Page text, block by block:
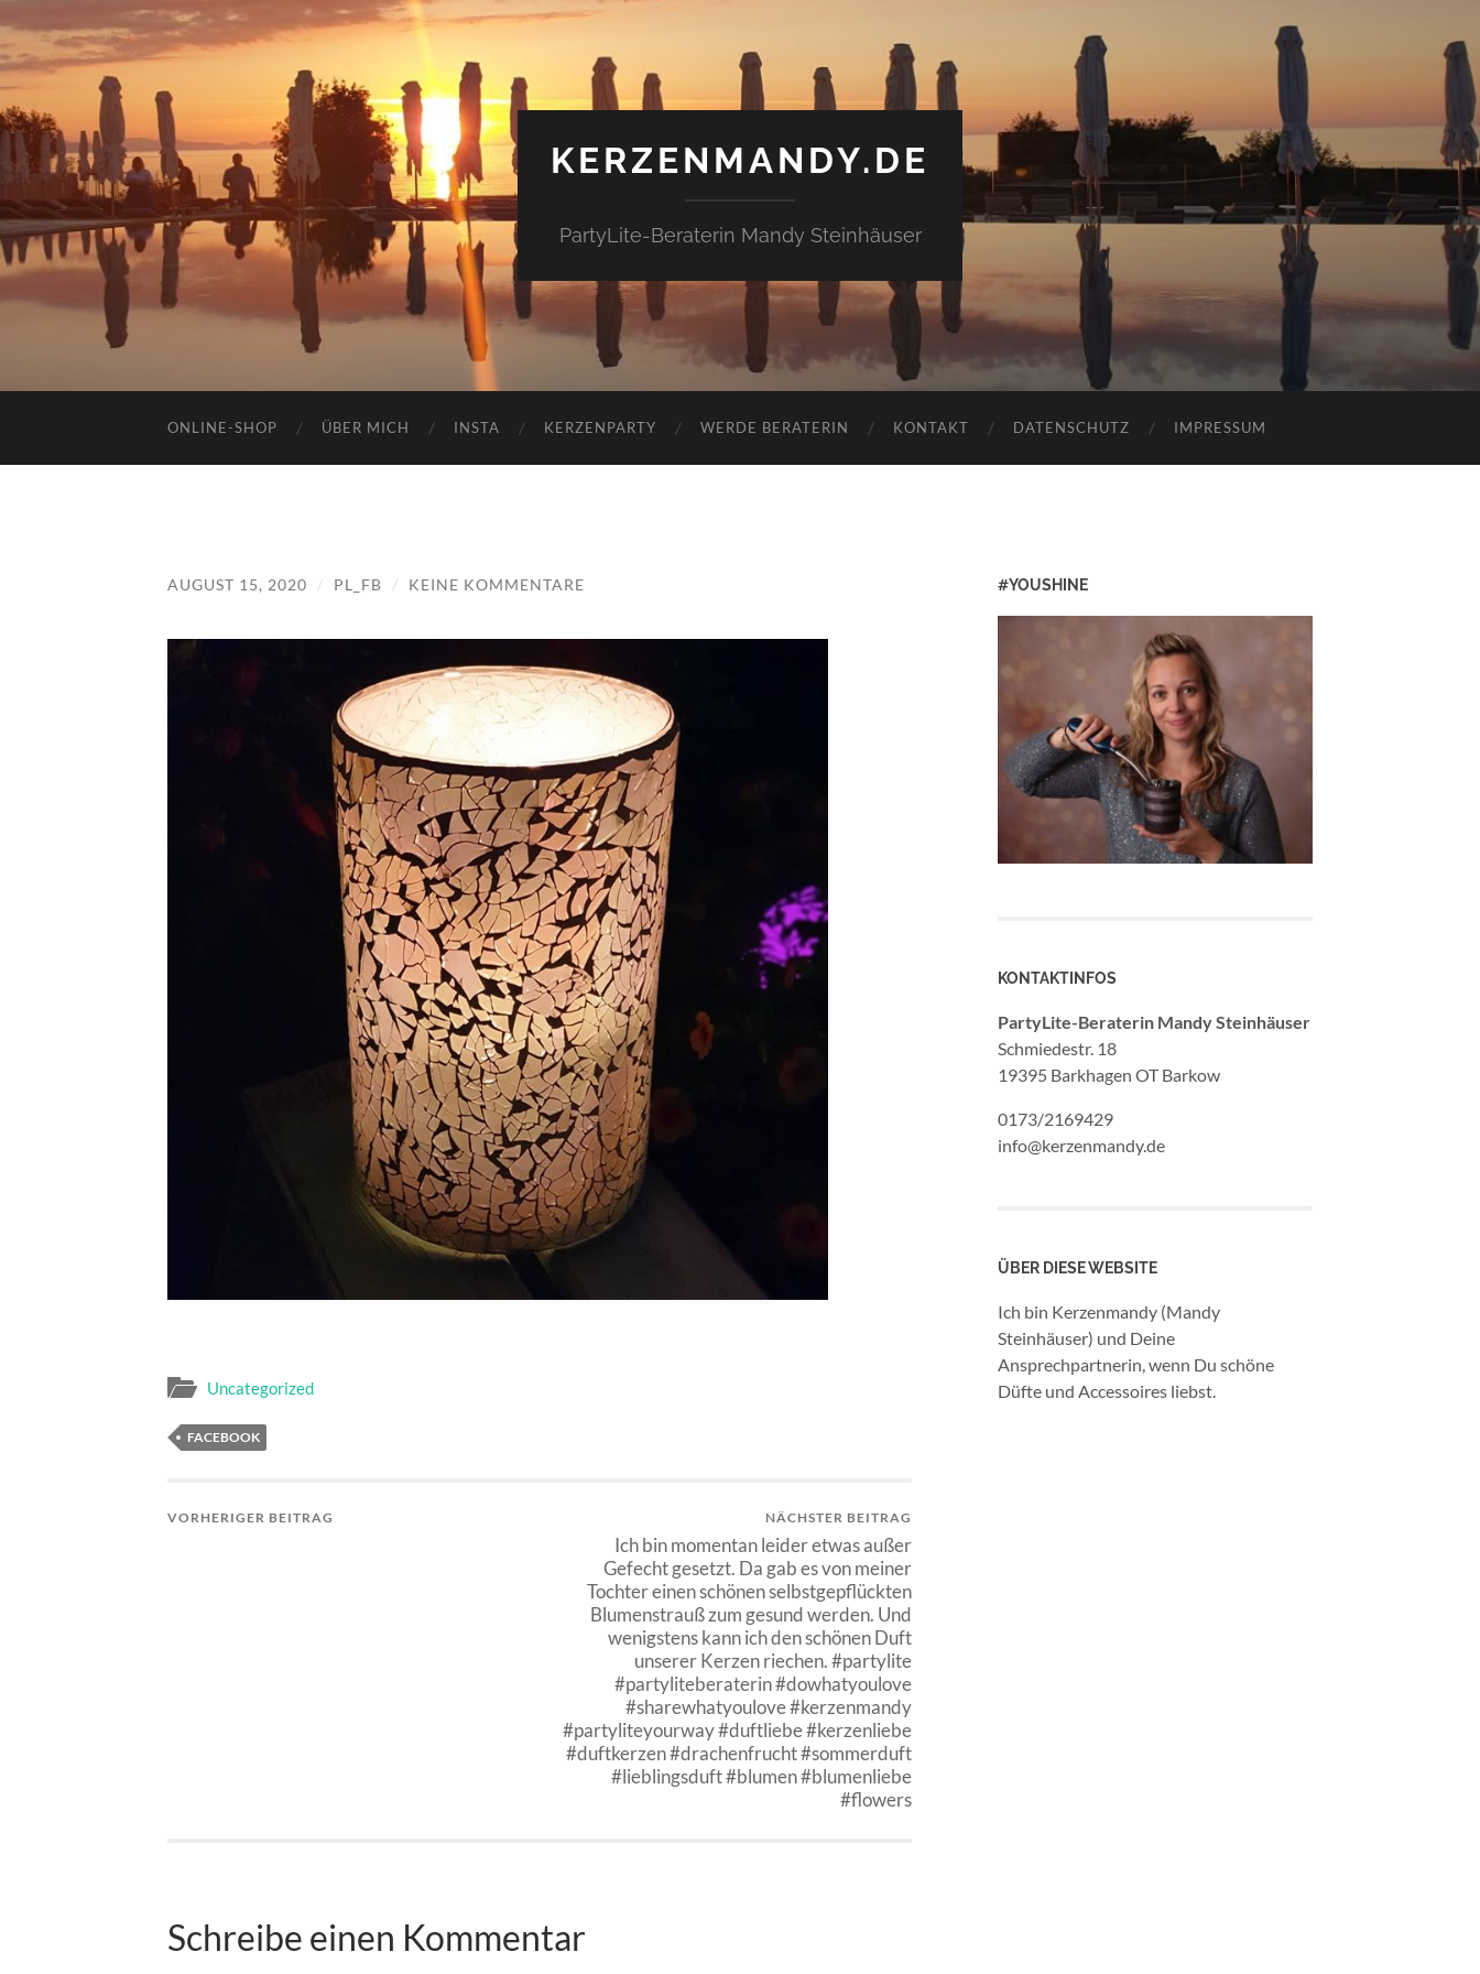
KERZENMANDY.DE
PartyLite-Beraterin Mandy Steinhäuser
ONLINE-SHOP ÜBER MICH INSTA KERZENPARTY WERDE BERATERIN KONTAKT DATENSCHUTZ IMPRESSUM
AUGUST 15, 2020 / PL_FB / KEINE KOMMENTARE
Uncategorized
FACEBOOK
VORHERIGER BEITRAG NÄCHSTER BEITRAG
Ich bin momentan leider etwas außer
Gefecht gesetzt. Da gab es von meiner
Tochter einen schönen selbstgepflückten
Blumenstrauß zum gesund werden. Und
wenigstens kann ich den schönen Duft
unserer Kerzen riechen. #partylite
#partyliteberaterin #dowhatyoulove
#sharewhatyoulove #kerzenmandy
#partyliteyourway #duftliebe #kerzenliebe
#duftkerzen #drachenfrucht #sommerduft
#lieblingsduft #blumen #blumenliebe
#flowers
Schreibe einen Kommentar
#YOUSHINE
KONTAKTINFOS
PartyLite-Beraterin Mandy Steinhäuser
Schmiedestr. 18
19395 Barkhagen OT Barkow
0173/2169429
info@kerzenmandy.de
ÜBER DIESE WEBSITE
Ich bin Kerzenmandy (Mandy
Steinhäuser) und Deine
Ansprechpartnerin, wenn Du schöne
Düfte und Accessoires liebst.